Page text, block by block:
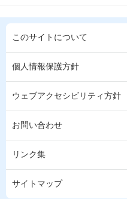
このサイトについて
個人情報保護方針
ウェブアクセシビリティ方針
お問い合わせ
リンク集
サイトマップ